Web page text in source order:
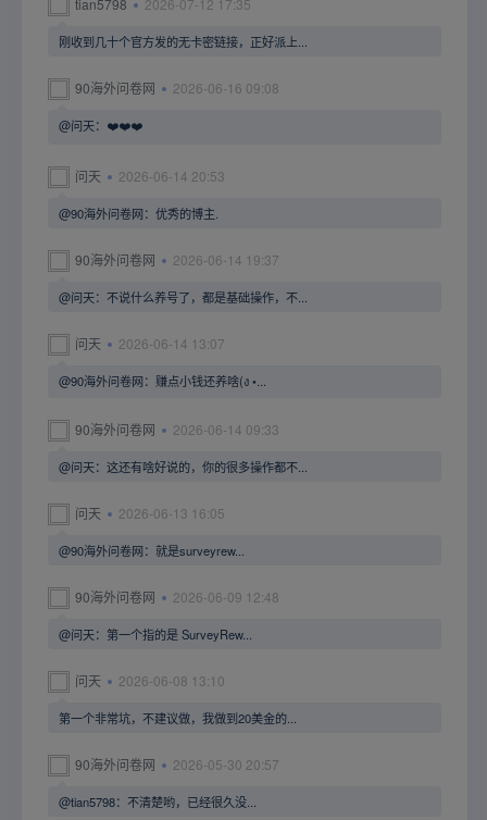
tian5798 2026-07-12 17:35
刚收到几十个官方发的无卡密链接，正好派上...
90海外问卷网 2026-06-16 09:08
@问天：❤️❤️❤️
问天 2026-06-14 20:53
@90海外问卷网：优秀的博主.
90海外问卷网 2026-06-14 19:37
@问天：不说什么养号了，都是基础操作，不...
问天 2026-06-14 13:07
@90海外问卷网：赚点小钱还养啥(ง •...
90海外问卷网 2026-06-14 09:33
@问天：这还有啥好说的，你的很多操作都不...
问天 2026-06-13 16:05
@90海外问卷网：就是surveyrew...
90海外问卷网 2026-06-09 12:48
@问天：第一个指的是 SurveyRew...
问天 2026-06-08 13:10
第一个非常坑，不建议做，我做到20美金的...
90海外问卷网 2026-05-30 20:57
@tian5798：不清楚哟，已经很久没...